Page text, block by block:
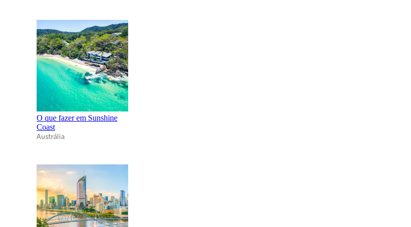
O que fazer em Sunshine
Coast
Austrália